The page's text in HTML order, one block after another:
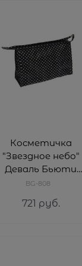
Косметичка
"Звездное небо"
Деваль Бьюти
(Dewal Beauty) BG-
BG-808
721 руб.